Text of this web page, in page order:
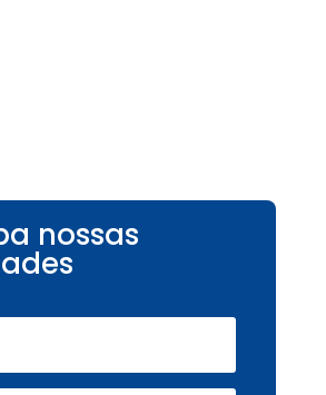
nossas